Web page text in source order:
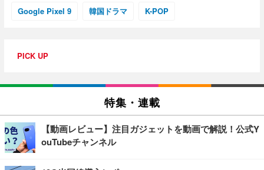
Google Pixel 9 韓国ドラマ K-POP
PICK UP
特集・連載
【動画レビュー】注目ガジェットを動画で解説！公式Y
ouTubeチャンネル